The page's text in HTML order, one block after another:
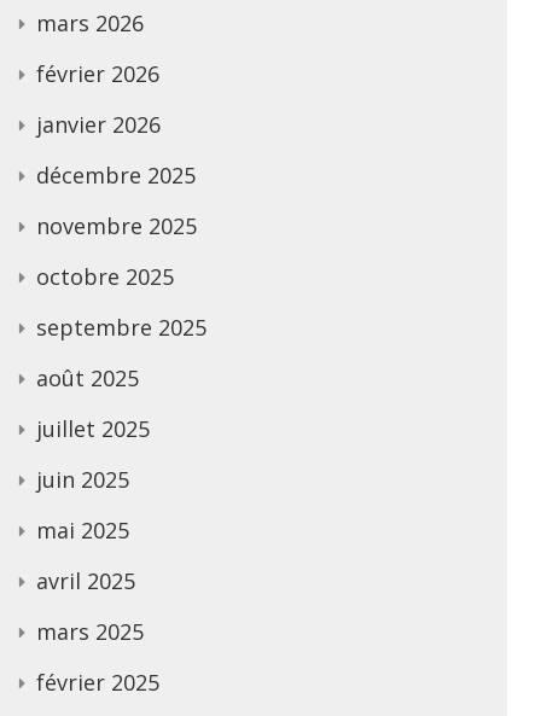
mars 2026
février 2026
janvier 2026
décembre 2025
novembre 2025
octobre 2025
septembre 2025
août 2025
juillet 2025
juin 2025
mai 2025
avril 2025
mars 2025
février 2025